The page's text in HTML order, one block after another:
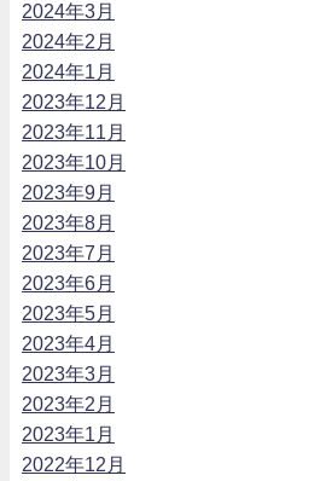
2024年3月
2024年2月
2024年1月
2023年12月
2023年11月
2023年10月
2023年9月
2023年8月
2023年7月
2023年6月
2023年5月
2023年4月
2023年3月
2023年2月
2023年1月
2022年12月